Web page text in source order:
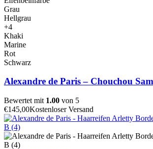
Grau
Hellgrau
+4
Khaki
Marine
Rot
Schwarz
Alexandre de Paris – Chouchou
Bewertet mit 1.00 von 5
€145,00Kostenloser Versand